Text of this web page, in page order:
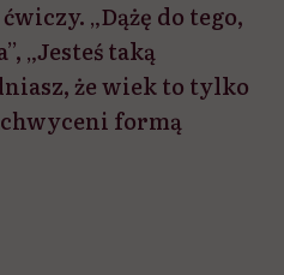
„Dążę do tego,
„Jesteś taką
że wiek to tylko
formą